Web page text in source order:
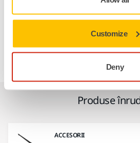
Customize
Deny
Sunt incluse geantă de transport,
ansamblu pivotant, furtun și
Produse
ACCESORII